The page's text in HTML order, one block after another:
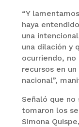
“Y
haya
una
una dilación y
ocurriendo,
recursos en
nacional”,
Señaló que
tomaron los
Simona